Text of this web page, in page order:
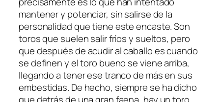
mantener y potenciar, sin salirse de la
personalidad que tiene este encaste. Son
toros que suelen salir fríos y sueltos, pero
que después de acudir al caballo es cuando
se definen y el toro bueno se viene arriba,
llegando a tener ese tranco de más en sus
embestidas. De hecho, siempre se ha dicho